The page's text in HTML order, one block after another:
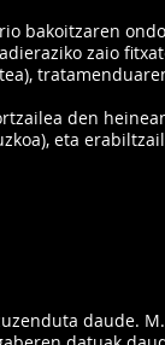
bakoitzaren
zaio
den
eta
daude.